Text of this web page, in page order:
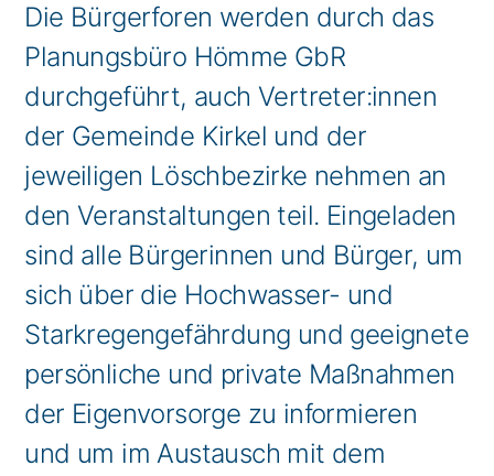
Die Bürgerforen werden durch das
Planungsbüro Hömme GbR
durchgeführt, auch Vertreter:innen
der Gemeinde Kirkel und der
jeweiligen Löschbezirke nehmen an
den Veranstaltungen teil. Eingeladen
sind alle Bürgerinnen und Bürger, um
sich über die Hochwasser- und
Starkregengefährdung und geeignete
persönliche und private Maßnahmen
der Eigenvorsorge zu informieren
und um im Austausch mit dem